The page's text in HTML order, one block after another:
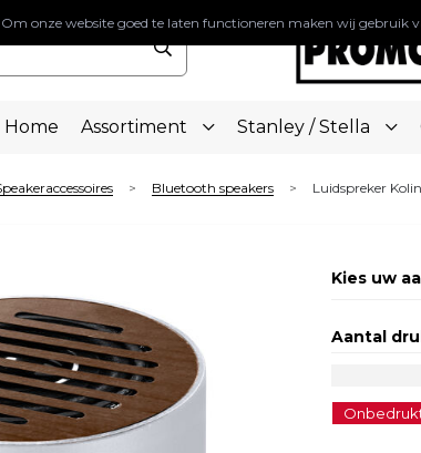
Home Assortiment Stanley / Stella
> Bluetooth speakers > Luidspreker Kolin
Kies uw
Aantal
Om onze website goed te laten functioneren maken wij gebruik